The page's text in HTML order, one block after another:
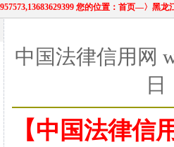
您的位置：首页—〉
中国法律信用网
【中国法律信